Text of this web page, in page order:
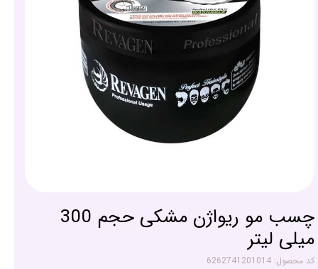
چسب مو ریواژن مشکی حجم 300
میلی لیتر
کد محصول: 6262741201014